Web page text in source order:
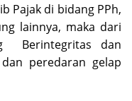
Pajak di bidang PPh,
lainnya, maka dari
Berintegritas dan
peredaran gelap